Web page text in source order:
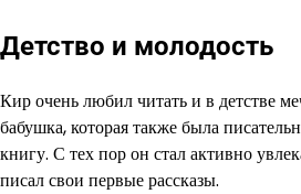
Детство и молодость
Кир очень любил читать и в детстве
бабушка, которая также была
книгу. С тех пор он стал активно
писал свои первые рассказы.